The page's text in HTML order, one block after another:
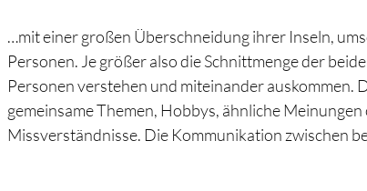
…mit einer großen Überschneidung ihrer Inseln,
Personen. Je größer also die Schnittmenge der
Personen verstehen und miteinander auskommen.
gemeinsame Themen, Hobbys, ähnliche
Missverständnisse. Die Kommunikation zwischen